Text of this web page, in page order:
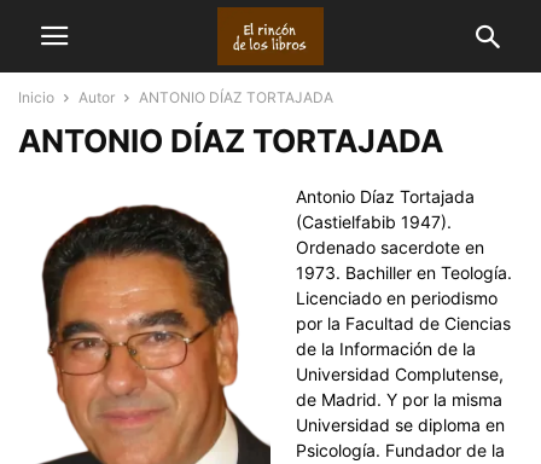
Inicio Autor ANTONIO DÍAZ TORTAJADA
ANTONIO DÍAZ TORTAJADA
Antonio Díaz Tortajada
(Castielfabib 1947).
Ordenado sacerdote en
1973. Bachiller en Teología.
Licenciado en periodismo
por la Facultad de Ciencias
de la Información de la
Universidad Complutense,
de Madrid. Y por la misma
Universidad se diploma en
Psicología. Fundador de la